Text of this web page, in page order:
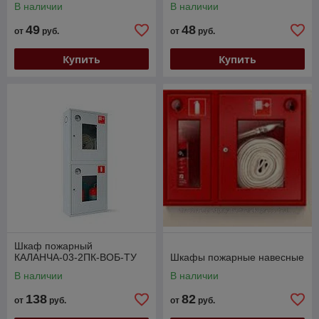
В наличии
от 49 руб.
Купить
В наличии
от 48 руб.
Купить
Шкаф пожарный
КАЛАНЧА-03-2ПК-ВОБ-ТУ
В наличии
от 138 руб.
Шкафы пожарные навесные
В наличии
от 82 руб.